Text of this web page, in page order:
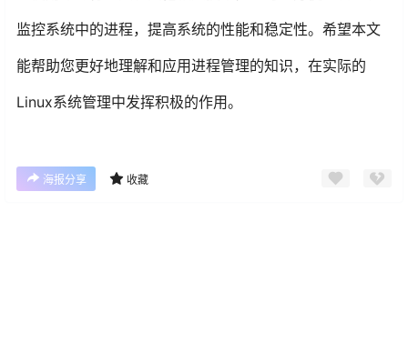
监控系统中的进程，提高系统的性能和稳定性。希望本文
能帮助您更好地理解和应用进程管理的知识，在实际的
Linux系统管理中发挥积极的作用。
海报分享 收藏